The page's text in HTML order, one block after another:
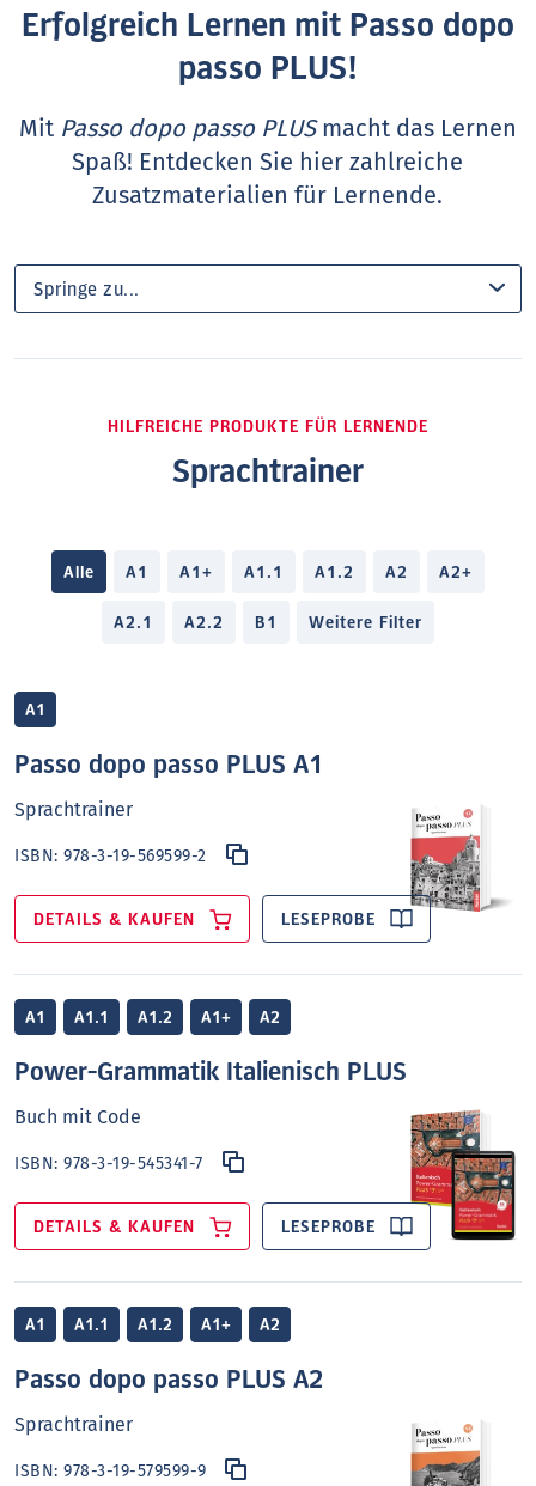
Erfolgreich Lernen mit Passo dopo
passo PLUS!
Mit Passo dopo passo PLUSmacht das Lernen
Spaß! Entdecken Sie hier zahlreiche
Zusatzmaterialien für Lernende.
HILFREICHE PRODUKTE FÜR LERNENDE
Sprachtrainer
Alle A1 A1+ A1.1 A1.2 A2 A2+
A2.1 A2.2 B1 Weitere Filter
A1
Passo dopo passo PLUS A1
Sprachtrainer
ISBN:978-3-19-569599-2
DETAILS & KAUFEN LESEPROBE
A1 A1.1 A1.2 A1+ A2
Power-Grammatik Italienisch PLUS
Buch mit Code
ISBN:978-3-19-545341-7
DETAILS & KAUFEN LESEPROBE
A1 A1.1 A1.2 A1+ A2
Passo dopo passo PLUS A2
Sprachtrainer
ISBN:978-3-19-579599-9